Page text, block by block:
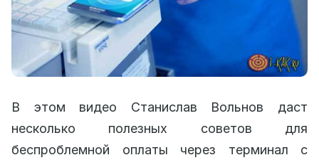
В этом видео Станислав Вольнов даст
несколько полезных советов для
беспроблемной оплаты через терминал с